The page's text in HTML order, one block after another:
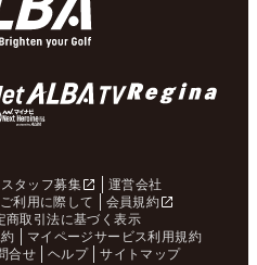
スタッフ募集
運営会社
ご利用に際して
会員規約
商取引法に基づく表示
マイページサービス利用規約
合せ ヘルプ サイトマップ